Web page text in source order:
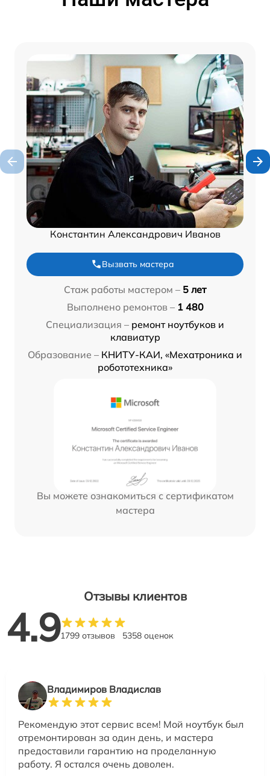
Константин Александрович Иванов
Вызвать мастера
Стаж работы мастером – 5 лет
Выполнено ремонтов – 1 480
Специализация – ремонт ноутбуков и
клавиатур
Образование – КНИТУ-КАИ, «Мехатроника и
робототехника»
Вы можете ознакомиться с сертификатом
мастера
Отзывы клиентов
4.91799 отзывов 5358 оценок
Владимиров Владислав
Рекомендую этот сервис всем! Мой ноутбук был
отремонтирован за один день, и мастера
предоставили гарантию на проделанную
работу. Я остался очень доволен.